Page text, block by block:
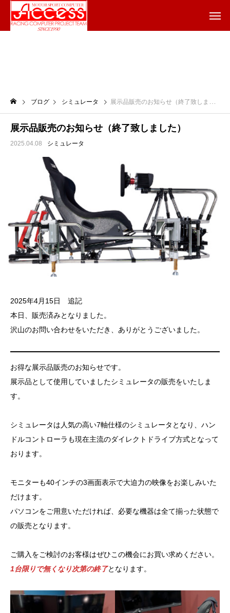
ブログ シミュレータ 展示品販売のお知らせ（終了致しました）
展示品販売のお知らせ（終了致しました）
2025.04.08 シミュレータ
2025年4月15日 追記
本日、販売済みとなりました。
沢山のお問い合わせをいただき、ありがとうございました。
お得な展示品販売のお知らせです。
展示品として使用していましたシミュレータの販売をいたしま
す。
シミュレータは人気の高い7軸仕様のシミュレータとなり、ハン
ドルコントローラも現在主流のダイレクトドライブ方式となって
おります。
モニターも40インチの3画面表示で大迫力の映像をお楽しみいた
だけます。
パソコンをご用意いただければ、必要な機器は全て揃った状態で
の販売となります。
ご購入をご検討のお客様はぜひこの機会にお買い求めください。
1台限りで無くなり次第の終了となります。